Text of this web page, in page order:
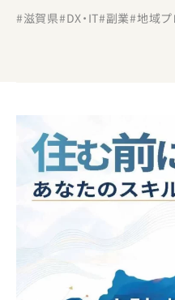
#滋賀県#DX・IT#副業#地域